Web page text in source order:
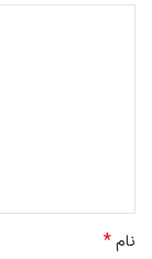
این جارو دارای
صدای تولید شده از این
نام*